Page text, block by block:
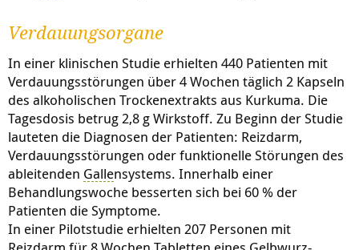
Verdauungsorgane
In einer klinischen Studie erhielten 440 Patienten mit
Verdauungsstörungen über 4 Wochen täglich 2 Kapseln
des alkoholischen Trockenextrakts aus Kurkuma. Die
Tagesdosis betrug 2,8 g Wirkstoff. Zu Beginn der Studie
lauteten die Diagnosen der Patienten: Reizdarm,
Verdauungsstörungen oder funktionelle Störungen des
ableitenden Gallensystems. Innerhalb einer
Behandlungswoche besserten sich bei 60 % der
Patienten die Symptome.
In einer Pilotstudie erhielten 207 Personen mit